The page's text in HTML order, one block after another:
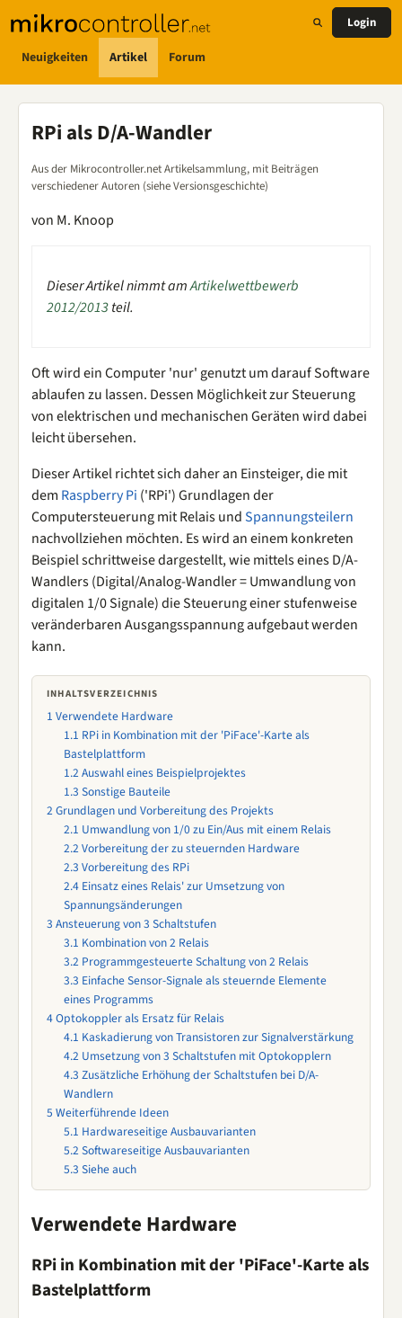
Neuigkeiten Artikel Forum
Login
RPi als D/A-Wandler
Aus der Mikrocontroller.net Artikelsammlung, mit Beiträgen
verschiedener Autoren (siehe Versionsgeschichte)
von M. Knoop
Dieser Artikel nimmt amArtikelwettbewerb
2012/2013teil.
Oft wird ein Computer 'nur' genutzt um darauf Software
ablaufen zu lassen. Dessen Möglichkeit zur Steuerung
von elektrischen und mechanischen Geräten wird dabei
leicht übersehen.
Dieser Artikel richtet sich daher an Einsteiger, die mit
dem Raspberry Pi ('RPi') Grundlagen der
Computersteuerung mit Relais undSpannungsteilern
nachvollziehen möchten. Es wird an einem konkreten
Beispiel schrittweise dargestellt, wie mittels eines D/A-
Wandlers (Digital/Analog-Wandler = Umwandlung von
digitalen 1/0 Signale) die Steuerung einer stufenweise
veränderbaren Ausgangsspannung aufgebaut werden
kann.
INHALTSVERZEICHNIS
1 Verwendete Hardware
1.1 RPi in Kombination mit der 'PiFace'-Karte als
Bastelplattform
1.2 Auswahl eines Beispielprojektes
1.3 Sonstige Bauteile
2 Grundlagen und Vorbereitung des Projekts
2.1 Umwandlung von 1/0 zu Ein/Aus mit einem Relais
2.2 Vorbereitung der zu steuernden Hardware
2.3 Vorbereitung des RPi
2.4 Einsatz eines Relais' zur Umsetzung von
Spannungsänderungen
3 Ansteuerung von 3 Schaltstufen
3.1 Kombination von 2 Relais
3.2 Programmgesteuerte Schaltung von 2 Relais
3.3 Einfache Sensor-Signale als steuernde Elemente
eines Programms
4Optokoppler als Ersatz für Relais
4.1 Kaskadierung von Transistoren zur Signalverstärkung
4.2 Umsetzung von 3 Schaltstufen mit Optokopplern
4.3 Zusätzliche Erhöhung der Schaltstufen bei D/A-
Wandlern
5 Weiterführende Ideen
5.1 Hardwareseitige Ausbauvarianten
5.2 Softwareseitige Ausbauvarianten
5.3 Siehe auch
Verwendete Hardware
RPi in Kombination mit der 'PiFace'-Karte als
Bastelplattform